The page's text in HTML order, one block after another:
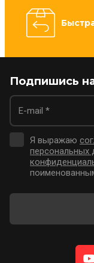
Подпишись
Я выражаю
персональных